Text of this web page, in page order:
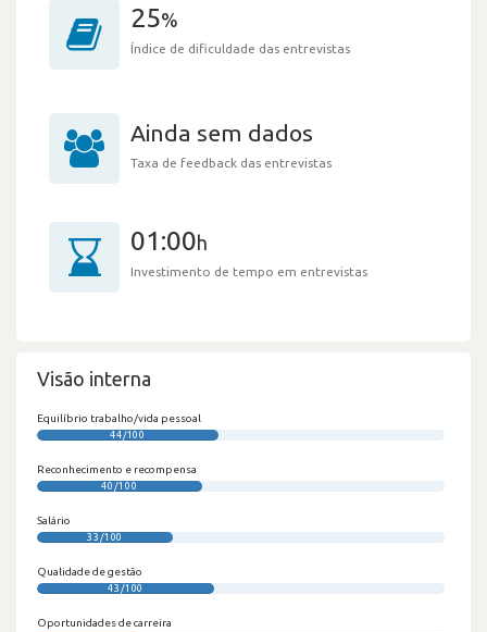
25%
Índice de dificuldade das entrevistas
Ainda sem dados
Taxa de feedback das entrevistas
01:00h
Investimento de tempo em entrevistas
Visão interna
Equilíbrio trabalho/vida pessoal
44/100
Reconhecimento e recompensa
40/100
Salário
33/100
Qualidade de gestão
43/100
Oportunidades de carreira